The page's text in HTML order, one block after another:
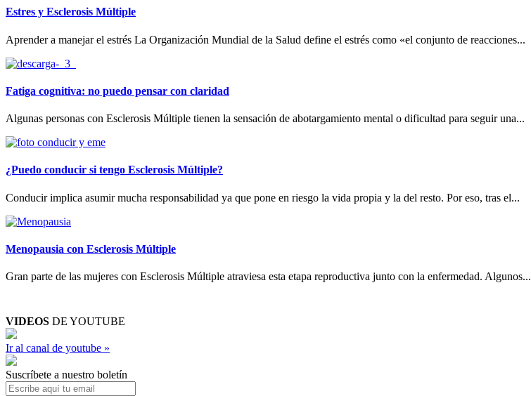
Estres y Esclerosis Múltiple
Aprender a manejar el estrés La Organización Mundial de la Salud define el estrés como «el conjunto de reacciones...
Fatiga cognitiva: no puedo pensar con claridad
Algunas personas con Esclerosis Múltiple tienen la sensación de abotargamiento mental o dificultad para seguir una...
¿Puedo conducir si tengo Esclerosis Múltiple?
Conducir implica asumir mucha responsabilidad ya que pone en riesgo la vida propia y la del resto. Por eso, tras el...
Menopausia con Esclerosis Múltiple
Gran parte de las mujeres con Esclerosis Múltiple atraviesa esta etapa reproductiva junto con la enfermedad. Algunos...
VIDEOS DE YOUTUBE
Ir al canal de youtube »
Suscríbete a nuestro boletín